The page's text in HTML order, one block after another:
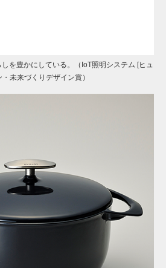
を豊かにしている。（IoT照明システム [ヒュ
未来づくりデザイン賞）